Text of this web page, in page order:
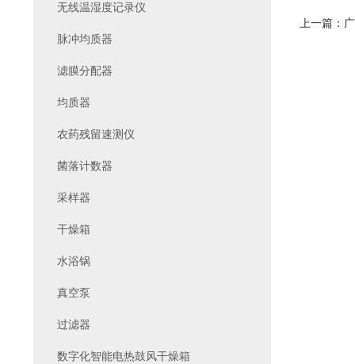
上一篇：
无线温湿度记录仪
脉冲均质器
滤膜分配器
均质器
农药残留速测仪
菌落计数器
采样器
干燥箱
水浴锅
真空泵
过滤器
数字化智能电热鼓风干燥箱